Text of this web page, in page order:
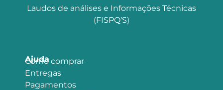
Laudos de análises e Informações Técnicas
(FISPQ’S)
Ajuda
Como comprar
Entregas
Pagamentos